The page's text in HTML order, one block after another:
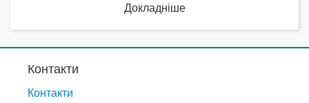
Докладніше
Контакти
Контакти